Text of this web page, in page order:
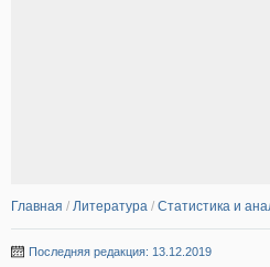
Главная / Литература / Статистика и
Последняя редакция: 13.12.2019